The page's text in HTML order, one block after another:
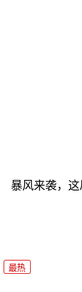
暴风来袭，
最热